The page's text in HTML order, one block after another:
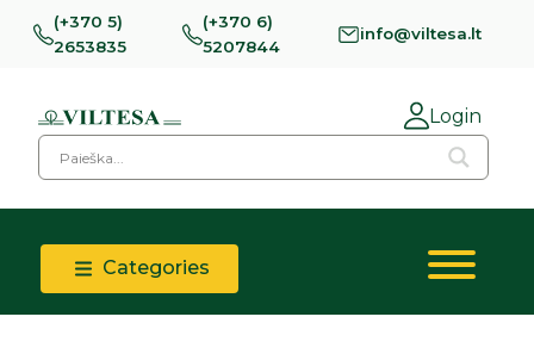
(+370 5)
2653835
(+370 6)
5207844
info@viltesa.lt
Login
Categories